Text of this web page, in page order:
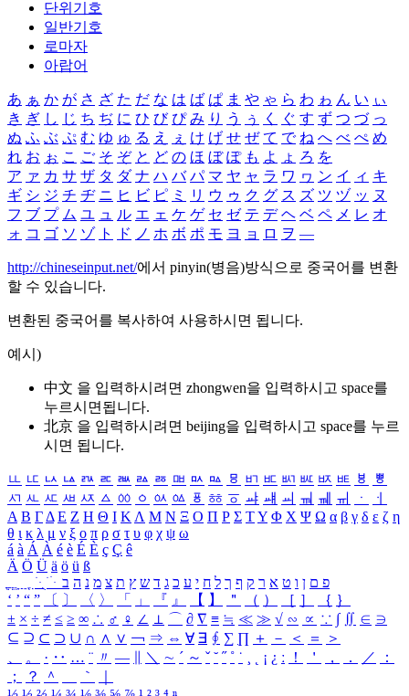
단위기호
일반기호
로마자
아랍어
あ ぁ か が さ ざ た だ な は ば ぱ ま や ゃ ら わ ゎ ん い ぃ
き ぎ し じ ち ぢ に ひ び ぴ み り う ぅ く ぐ す ず つ づ っ
ぬ ふ ぶ ぷ む ゆ ゅ る え ぇ け げ せ ぜ て で ね へ べ ぺ め
れ お ぉ こ ご そ ぞ と ど の ほ ぼ ぽ も よ ょ ろ を
ア ァ カ サ ザ タ ダ ナ ハ バ パ マ ヤ ャ ラ ワ ヮ ン イ ィ キ
ギ シ ジ チ ヂ ニ ヒ ビ ピ ミ リ ウ ゥ ク グ ス ズ ツ ヅ ッ ヌ
フ ブ プ ム ユ ュ ル エ ェ ケ ゲ セ ゼ テ デ ヘ ベ ペ メ レ オ
ォ コ ゴ ソ ゾ ト ド ノ ホ ボ ポ モ ヨ ョ ロ ヲ ―
http://chineseinput.net/에서 pinyin(병음)방식으로 중국어를 변환
할 수 있습니다.
변환된 중국어를 복사하여 사용하시면 됩니다.
예시)
中文 을 입력하시려면 zhongwen을 입력하시고 space를
누르시면됩니다.
北京 을 입력하시려면 beijing을 입력하시고 space를 누르
시면 됩니다.
ㅥ ㅦ ㅧ ㅨ ㅩ ㅪ ㅫ ㅬ ㅭ ㅮ ㅯ ㅰ ㅱ ㅲ ㅳ ㅴ ㅵ ㅶ ㅷ ㅸ
ㅹ
ㅺ ㅻ ㅼ ㅽ ㅾ ㅿ ㆀ ㆁ ㆂ ㆃ ㆄ ㆅ ㆆ ㆇ ㆈ ㆉ ㆊ ㆋ ㆌ ㆍ
ㆎ
Α Β ΓΔ Ε Ζ Η Θ Ι ΚΛ Μ Ν Ξ Ο Π Ρ Σ ΤΥ Φ Χ Ψ Ω α β γ δ ε ζ η
θ ι κ λ μ ν ξ ο π ρ σ τ υ φ χ ψ ω
á à Á À é è É È ç Ç ê
Ä Ö Ü ä ö ü ß
ִֶֹ ֻּ ׁׂ פ ם ן ו ט א ר ק ף ך ל ח י ע כ ג ד ש ץ ת צ מ נ ה ב
‘ ’ “ ” 〔 〕 〈 〉 「 」 『 』 【 】 ＂ （ ） ［ ］ ｛ ｝
± × ÷ ≠ ≤ ≥ ∞ ∴ ♂ ♀ ∠ ⊥ ⌒ ∂ ∇ ≡ ≒ ≪ ≫ √ ∽ ∝ ∵ ∫ ∬ ∈ ∋
⊆ ⊇ ⊂ ⊃ ∪ ∩ ∧ ∨ ￢ ⇒ ⇔ ∀ ∃ ∮ ∑ ∏ ＋ － ＜ ＝
＞
、
。 · ‥ … ¨ 〃 ― ＼ ∼ ´ ～ ˇ ˘ ˝ ˚ ˙ ¸ ¡ ¿ ː ！ ＇ ， ． ／
：
；
？ ＾ ｀